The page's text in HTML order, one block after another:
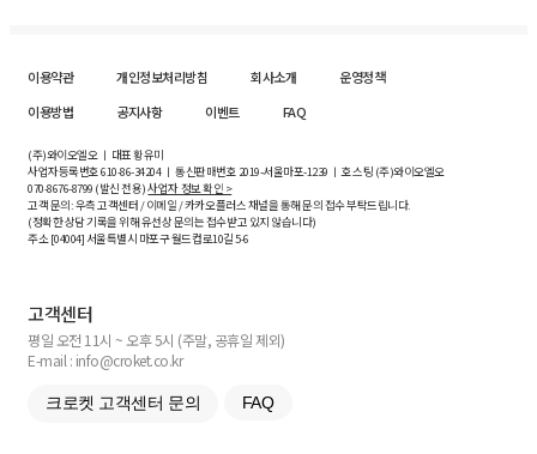
이용약관 개인정보처리방침 회사소개
운영정책
이용방법
공지사항 이벤트 FAQ
(주)와이오엘오 ㅣ 대표 황유미
사업자등록번호610-86-34204ㅣ 통신판매번호 2019-서울마포-1239 ㅣ 호스팅 (주)와이오엘오
070-8676-8799 (발신 전용)사업자 정보 확인 >
고객 문의: 우측 고객센터 / 이메일 / 카카오플러스 채널을 통해 문의 접수 부탁드립니다.
(정확한 상담 기록을 위해 유선상 문의는 접수받고 있지 않습니다)
주소 [04004] 서울특별시 마포구 월드컵로10길5-6
고객센터
평일 오전 11시 ~ 오후 5시 (주말, 공휴일 제외)
E-mail : info@croket.co.kr
크로켓 고객센터 문의 FAQ